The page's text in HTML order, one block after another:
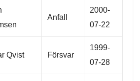
Anfall
2000-
07-22
Qvist Försvar
1999-
07-28